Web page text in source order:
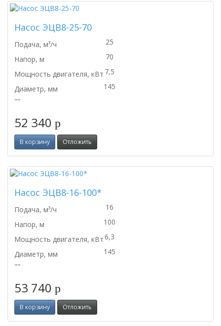
Насос ЭЦВ8-25-70
Подача, м³/ч
25
Напор, м
70
Мощность двигателя, кВт 7,5
Диаметр, мм
145
""
52 340 p
В корзину Отложить
Насос ЭЦВ8-16-100*
Подача, м³/ч
16
Напор, м
100
Мощность двигателя, кВт6,3
Диаметр, мм
145
""
53 740 p
В корзину Отложить